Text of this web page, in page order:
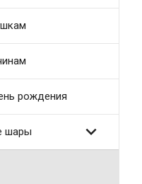
рождения
шары 